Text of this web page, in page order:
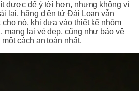
ít được để ý tới hơn, nhưng không vì
lại, hãng điện tử Đài Loan vẫn
cho nó, khi đưa vào thiết kế nhôm
mang lại vẻ đẹp, cũng như bảo vệ
cách an toàn nhất.